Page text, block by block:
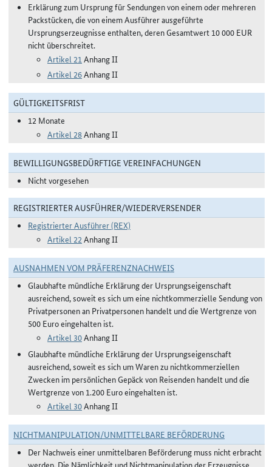
Erklärung zum Ursprung für Sendungen von einem oder mehreren
Packstücken, die von einem Ausführer ausgeführte
Ursprungserzeugnisse enthalten, deren Gesamtwert 10 000 EUR
nicht überschreitet.
Artikel 21Anhang II
Artikel 26Anhang II
GÜLTIGKEITSFRIST
12 Monate
Artikel 28Anhang II
BEWILLIGUNGSBEDÜRFTIGE VEREINFACHUNGEN
Nicht vorgesehen
REGISTRIERTER AUSFÜHRER/WIEDERVERSENDER
Registrierter Ausführer (REX)
Artikel 22 Anhang II
AUSNAHMEN VOM PRÄFERENZNACHWEIS
Glaubhafte mündliche Erklärung der Ursprungseigenschaft
ausreichend, soweit es sich um eine nichtkommerzielle Sendung von
Privatpersonen an Privatpersonen handelt und die Wertgrenze von
500 Euro eingehalten ist.
Artikel 30Anhang II
Glaubhafte mündliche Erklärung der Ursprungseigenschaft
ausreichend, soweit es sich um Waren zu nichtkommerziellen
Zwecken im persönlichen Gepäck von Reisenden handelt und die
Wertgrenze von 1.200 Euro eingehalten ist.
Artikel 30Anhang II
NICHTMANIPULATION/UNMITTELBARE BEFÖRDERUNG
Der Nachweis einer unmittelbaren Beförderung muss nicht erbracht
werden. Die Nämlichkeit und Nichtmanipulation der Erzeugnisse